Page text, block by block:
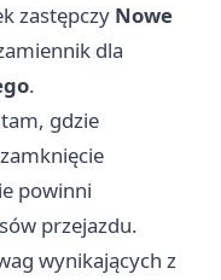
zastępczy Nowe
dla
.
gdzie
powinni
przejazdu.
wynikających z